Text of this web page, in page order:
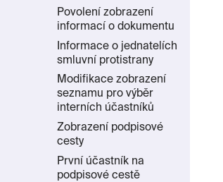
Povolení zobrazení
informací o dokumentu
Informace o jednatelích
smluvní protistrany
Modifikace zobrazení
seznamu pro výběr
interních účastníků
Zobrazení podpisové
cesty
První účastník na
podpisové cestě